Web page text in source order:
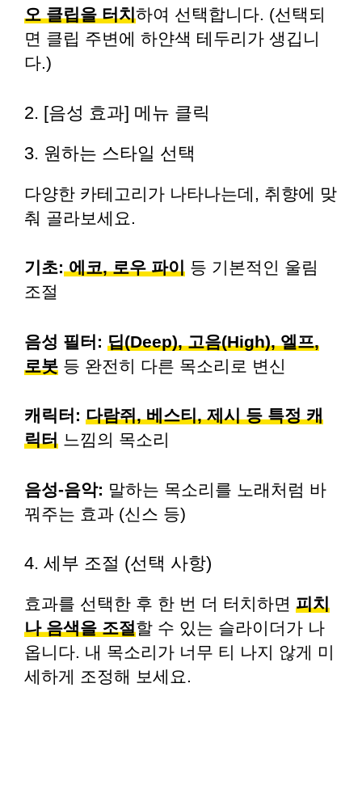
오 클립을 터치하여 선택합니다. (선택되
면 클립 주변에 하얀색 테두리가 생깁니
다.)
2. [음성 효과] 메뉴 클릭
3. 원하는 스타일 선택
다양한 카테고리가 나타나는데, 취향에 맞
춰 골라보세요.
기초:에코, 로우 파이 등 기본적인 울림
조절
음성 필터: 딥(Deep), 고음(High), 엘프,
로봇 등 완전히 다른 목소리로 변신
캐릭터: 다람쥐, 베스티, 제시 등 특정 캐
릭터 느낌의 목소리
음성-음악: 말하는 목소리를 노래처럼 바
꿔주는 효과 (신스 등)
4. 세부 조절 (선택 사항)
효과를 선택한 후 한 번 더 터치하면 피치
나 음색을 조절할 수 있는 슬라이더가 나
옵니다. 내 목소리가 너무 티 나지 않게 미
세하게 조정해 보세요.